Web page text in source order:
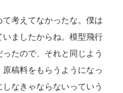
考えてなかったな。僕は
ましたからね。模型飛行
たので、それと同じよう
稿料をもらうようになっ
なきゃならないっていう